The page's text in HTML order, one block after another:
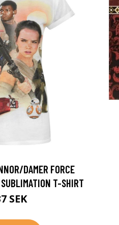
DAMER FORCE
T-SHIRT
SEK